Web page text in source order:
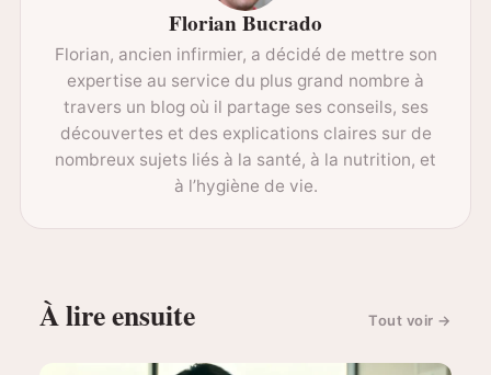
Florian Bucrado
Florian, ancien infirmier, a décidé de mettre son
expertise au service du plus grand nombre à
travers un blog où il partage ses conseils, ses
découvertes et des explications claires sur de
nombreux sujets liés à la santé, à la nutrition, et
à l’hygiène de vie.
À lire ensuite Tout voir →